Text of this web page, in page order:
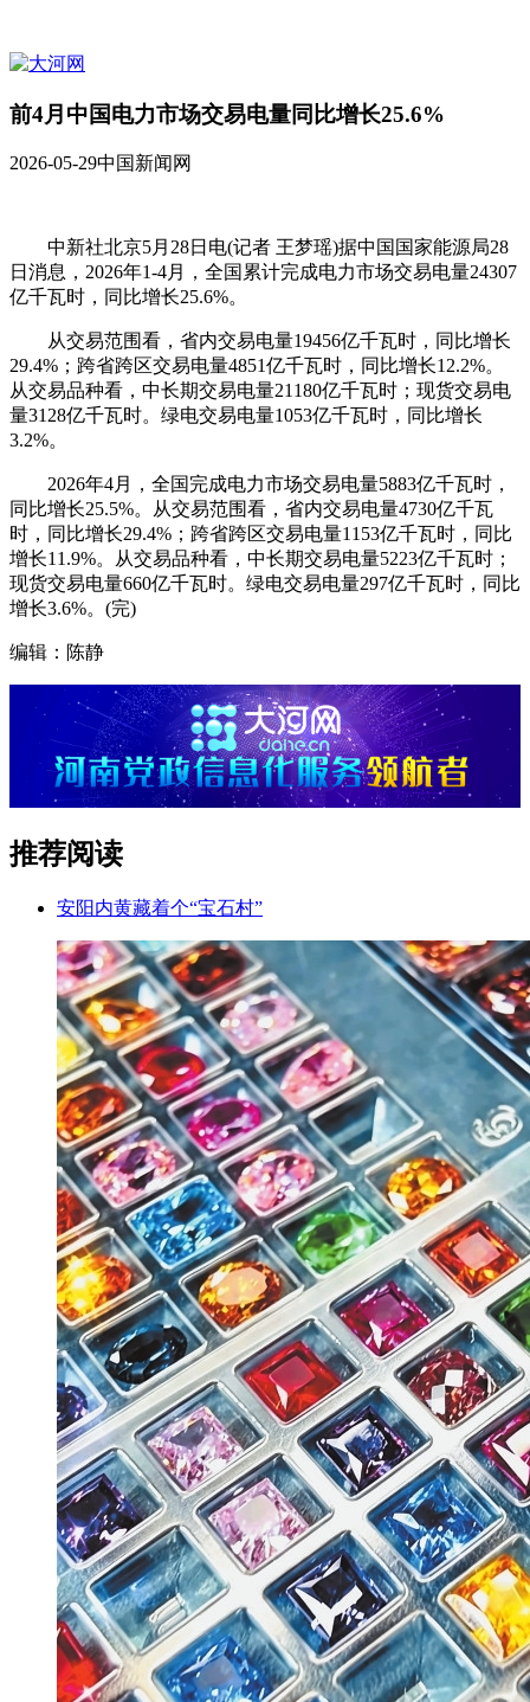
前4月中国电力市场交易电量同比增长25.6%
2026-05-29中国新闻网
中新社北京5月28日电(记者 王梦瑶)据中国国家能源局28
日消息，2026年1-4月，全国累计完成电力市场交易电量24307
亿千瓦时，同比增长25.6%。
从交易范围看，省内交易电量19456亿千瓦时，同比增长
29.4%；跨省跨区交易电量4851亿千瓦时，同比增长12.2%。
从交易品种看，中长期交易电量21180亿千瓦时；现货交易电
量3128亿千瓦时。绿电交易电量1053亿千瓦时，同比增长
3.2%。
2026年4月，全国完成电力市场交易电量5883亿千瓦时，
同比增长25.5%。从交易范围看，省内交易电量4730亿千瓦
时，同比增长29.4%；跨省跨区交易电量1153亿千瓦时，同比
增长11.9%。从交易品种看，中长期交易电量5223亿千瓦时；
现货交易电量660亿千瓦时。绿电交易电量297亿千瓦时，同比
增长3.6%。(完)
编辑：陈静
推荐阅读
安阳内黄藏着个“宝石村”